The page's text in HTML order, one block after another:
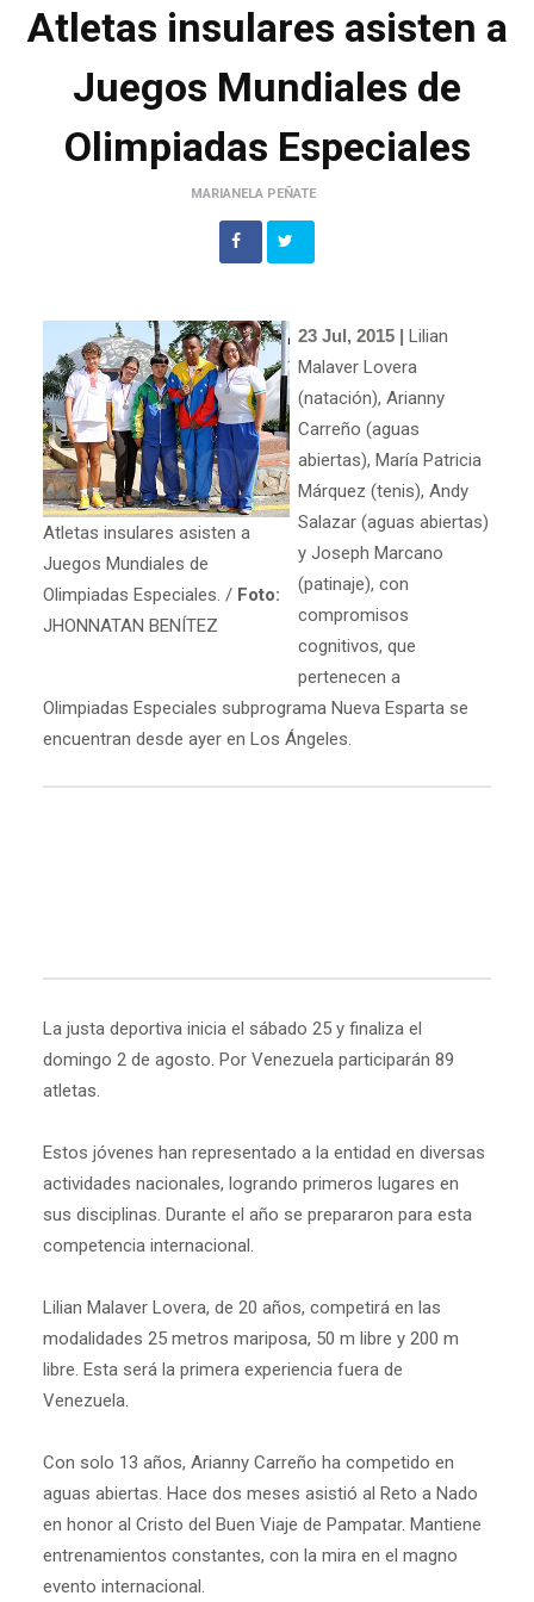
Atletas insulares asisten a
Juegos Mundiales de
Olimpiadas Especiales
MARIANELA PEÑATE
Atletas insulares asisten a
Juegos Mundiales de
Olimpiadas Especiales. / Foto:
JHONNATAN BENÍTEZ
23 Jul, 2015 | Lilian
Malaver Lovera
(natación), Arianny
Carreño (aguas
abiertas), María Patricia
Márquez (tenis), Andy
Salazar (aguas abiertas)
y Joseph Marcano
(patinaje), con
compromisos
cognitivos, que
pertenecen a
Olimpiadas Especiales subprograma Nueva Esparta se
encuentran desde ayer en Los Ángeles.
La justa deportiva inicia el sábado 25 y finaliza el
domingo 2 de agosto. Por Venezuela participarán 89
atletas.
Estos jóvenes han representado a la entidad en diversas
actividades nacionales, logrando primeros lugares en
sus disciplinas. Durante el año se prepararon para esta
competencia internacional.
Lilian Malaver Lovera, de 20 años, competirá en las
modalidades 25 metros mariposa, 50 m libre y 200 m
libre. Esta será la primera experiencia fuera de
Venezuela.
Con solo 13 años, Arianny Carreño ha competido en
aguas abiertas. Hace dos meses asistió al Reto a Nado
en honor al Cristo del Buen Viaje de Pampatar. Mantiene
entrenamientos constantes, con la mira en el magno
evento internacional.